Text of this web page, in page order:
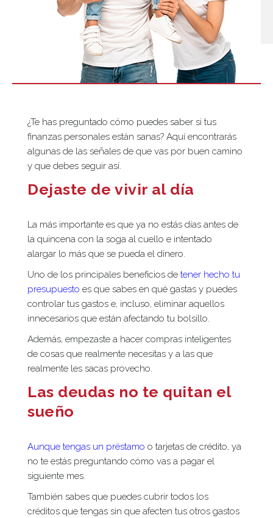
¿Te has preguntado cómo puedes saber si tus
finanzas personales están sanas? Aquí encontrarás
algunas de las señales de que vas por buen camino
y que debes seguir así.
Dejaste de vivir al día
La más importante es que ya no estás días antes de
la quincena con la soga al cuello e intentado
alargar lo más que se pueda el dinero.
Uno de los principales beneficios de tener hecho tu
presupuesto es que sabes en qué gastas y puedes
controlar tus gastos e, incluso, eliminar aquellos
innecesarios que están afectando tu bolsillo.
Además, empezaste a hacer compras inteligentes
de cosas que realmente necesitas y a las que
realmente les sacas provecho.
Las deudas no te quitan el
sueño
Aunque tengas un préstamo o tarjetas de crédito, ya
no te estás preguntando cómo vas a pagar el
siguiente mes.
También sabes que puedes cubrir todos los
créditos que tengas sin que afecten tus otros gastos